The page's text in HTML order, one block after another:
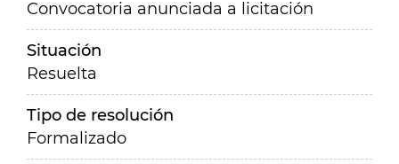
Convocatoria anunciada a licitación
Situación
Resuelta
Tipo de resolución
Formalizado